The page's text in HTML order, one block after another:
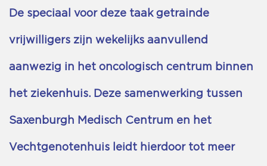
De speciaal voor deze taak getrainde
vrijwilligers zijn wekelijks aanvullend
aanwezig in het oncologisch centrum binnen
het ziekenhuis. Deze samenwerking tussen
Saxenburgh Medisch Centrum en het
Vechtgenotenhuis leidt hierdoor tot meer